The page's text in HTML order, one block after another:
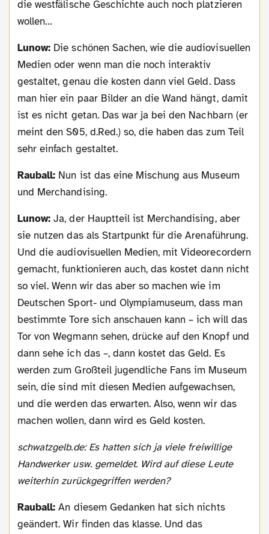
die westfälische Geschichte auch noch platzieren
wollen…
Lunow: Die schönen Sachen, wie die audiovisuellen
Medien oder wenn man die noch interaktiv
gestaltet, genau die kosten dann viel Geld. Dass
man hier ein paar Bilder an die Wand hängt, damit
ist es nicht getan. Das war ja bei den Nachbarn (er
meint den S05, d.Red.) so, die haben das zum Teil
sehr einfach gestaltet.
Rauball: Nun ist das eine Mischung aus Museum
und Merchandising.
Lunow: Ja, der Hauptteil ist Merchandising, aber
sie nutzen das als Startpunkt für die Arenaführung.
Und die audiovisuellen Medien, mit Videorecordern
gemacht, funktionieren auch, das kostet dann nicht
so viel. Wenn wir das aber so machen wie im
Deutschen Sport- und Olympiamuseum, dass man
bestimmte Tore sich anschauen kann – ich will das
Tor von Wegmann sehen, drücke auf den Knopf und
dann sehe ich das –, dann kostet das Geld. Es
werden zum Großteil jugendliche Fans im Museum
sein, die sind mit diesen Medien aufgewachsen,
und die werden das erwarten. Also, wenn wir das
machen wollen, dann wird es Geld kosten.
schwatzgelb.de: Es hatten sich ja viele freiwillige
Handwerker usw. gemeldet. Wird auf diese Leute
weiterhin zurückgegriffen werden?
Rauball:An diesem Gedanken hat sich nichts
geändert. Wir finden das klasse. Und das